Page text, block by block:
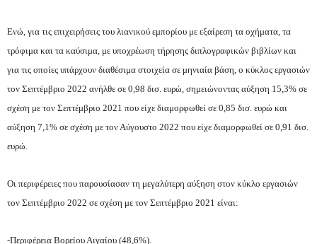
Ενώ, για τις επιχειρήσεις του λιανικού εμπορίου με εξαίρεση τα οχήματα, τα
τρόφιμα και τα καύσιμα, με υποχρέωση τήρησης διπλογραφικών βιβλίων και
για τις οποίες υπάρχουν διαθέσιμα στοιχεία σε μηνιαία βάση, ο κύκλος εργασιών
τον Σεπτέμβριο 2022 ανήλθε σε 0,98 δισ. ευρώ, σημειώνοντας αύξηση 15,3% σε
σχέση με τον Σεπτέμβριο 2021 που είχε διαμορφωθεί σε 0,85 δισ. ευρώ και
αύξηση 7,1% σε σχέση με τον Αύγουστο 2022 που είχε διαμορφωθεί σε 0,91 δισ.
ευρώ.
Οι περιφέρειες που παρουσίασαν τη μεγαλύτερη αύξηση στον κύκλο εργασιών
τον Σεπτέμβριο 2022 σε σχέση με τον Σεπτέμβριο 2021 είναι:
-Περιφέρεια Βορείου Αιγαίου (48,6%).